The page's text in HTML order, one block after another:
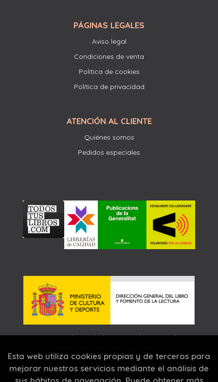
PÁGINAS LEGALES
Aviso legal
Condiciones de venta
Política de cookies
Política de privacidad
ATENCIÓN AL CLIENTE
Quiénes somos
Pedidos especiales
Este proyecto ha recibido una ayuda extraordinaria
Esta web utiliza cookies propias y de terceros para
mejorar nuestros servicios mediante el análisis de